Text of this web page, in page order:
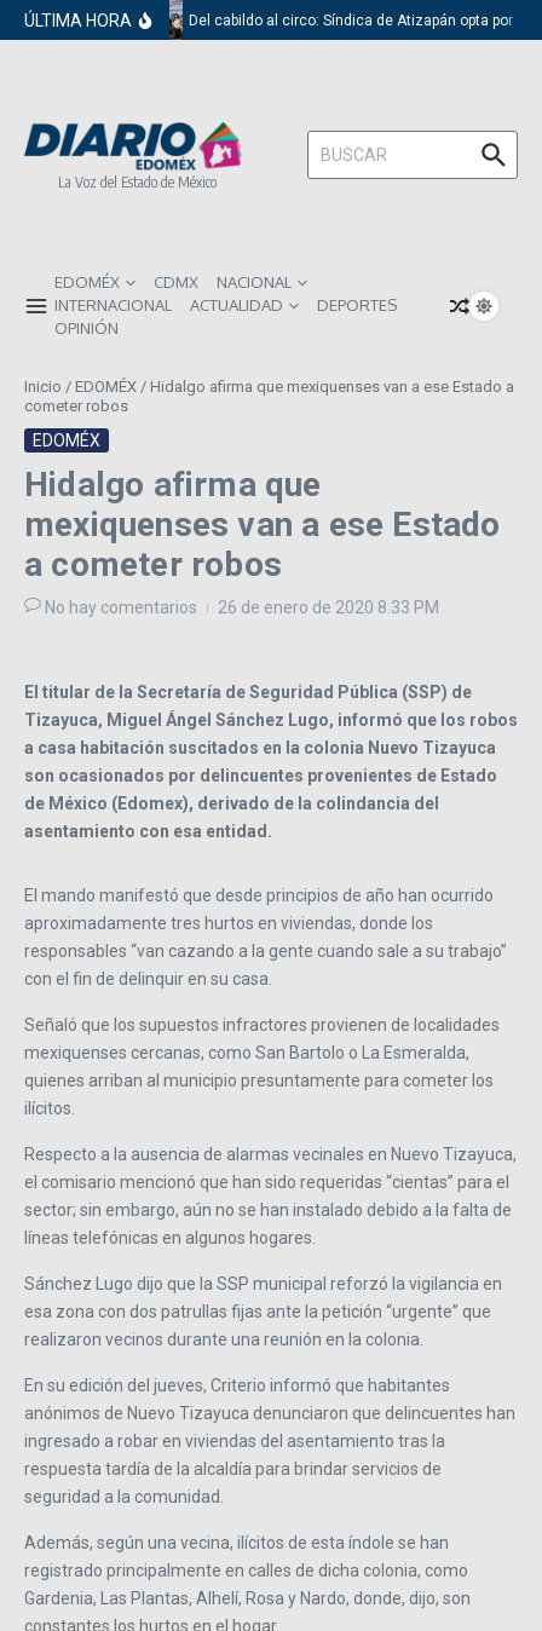
Saltar al contenido
ÚLTIMA HORA Del cabildo al circo: Síndica de Atizapán opta por el
La Voz del Estado de México
Buscar:
EDOMÉX CDMX
NACIONAL
INTERNACIONAL
ACTUALIDAD
DEPORTES
OPINIÓN
Inicio / EDOMÉX / Hidalgo afirma que mexiquenses van a ese Estado a
cometer robos
EDOMÉX
Hidalgo afirma que
mexiquenses van a ese Estado
a cometer robos
No hay comentarios 26 de enero de 2020 8:33 PM
El titular de la Secretaría de Seguridad Pública (SSP) de
Tizayuca, Miguel Ángel Sánchez Lugo, informó que los robos
a casa habitación suscitados en la colonia Nuevo Tizayuca
son ocasionados por delincuentes provenientes de Estado
de México (Edomex), derivado de la colindancia del
asentamiento con esa entidad.
El mando manifestó que desde principios de año han ocurrido
aproximadamente tres hurtos en viviendas, donde los
responsables “van cazando a la gente cuando sale a su trabajo”
con el fin de delinquir en su casa.
Señaló que los supuestos infractores provienen de localidades
mexiquenses cercanas, como San Bartolo o La Esmeralda,
quienes arriban al municipio presuntamente para cometer los
ilícitos.
Respecto a la ausencia de alarmas vecinales en Nuevo Tizayuca,
el comisario mencionó que han sido requeridas “cientas” para el
sector; sin embargo, aún no se han instalado debido a la falta de
líneas telefónicas en algunos hogares.
Sánchez Lugo dijo que la SSP municipal reforzó la vigilancia en
esa zona con dos patrullas fijas ante la petición “urgente” que
realizaron vecinos durante una reunión en la colonia.
En su edición del jueves, Criterio informó que habitantes
anónimos de Nuevo Tizayuca denunciaron que delincuentes han
ingresado a robar en viviendas del asentamiento tras la
respuesta tardía de la alcaldía para brindar servicios de
seguridad a la comunidad.
Además, según una vecina, ilícitos de esta índole se han
registrado principalmente en calles de dicha colonia, como
Gardenia, Las Plantas, Alhelí, Rosa y Nardo, donde, dijo, son
constantes los hurtos en el hogar.